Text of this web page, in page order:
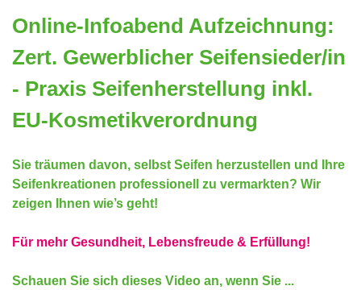
Online-Infoabend Aufzeichnung:
Zert. Gewerblicher Seifensieder/in
- Praxis Seifenherstellung inkl.
EU-Kosmetikverordnung
Sie träumen davon, selbst Seifen herzustellen und Ihre
Seifenkreationen professionell zu vermarkten? Wir
zeigen Ihnen wie’s geht!
Für mehr Gesundheit, Lebensfreude & Erfüllung!
Schauen Sie sich dieses Video an, wenn Sie ...